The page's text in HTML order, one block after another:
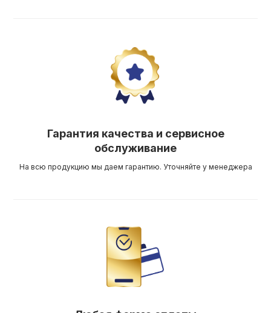
Гарантия качества и сервисное
обслуживание
На всю продукцию мы даем гарантию. Уточняйте у менеджера